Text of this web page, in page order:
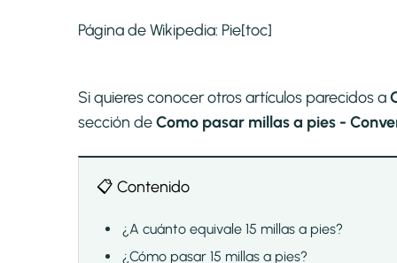
Página de Wikipedia: Pie[toc]
Si quieres conocer otros artículos parecidos a
sección deComo pasar millas a pies -
📋 Contenido
¿A cuánto equivale 15 millas a pies?
¿Cómo pasar 15 millas a pies?